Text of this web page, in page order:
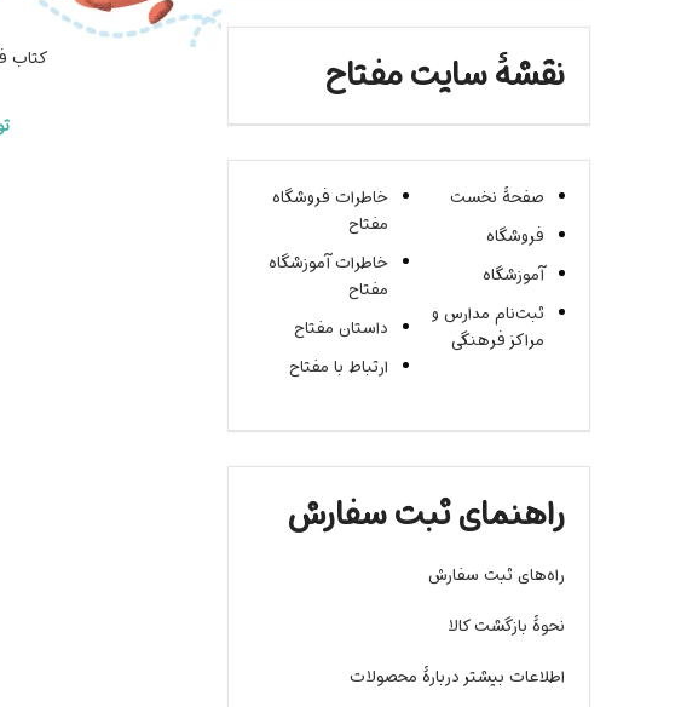
نقشۀ سایت مفتاح
صفحۀ نخست
فروشگاه
آموزشگاه
ثبت‌نام مدارس و
مراکز فرهنگی
خاطرات فروشگاه
مفتاح
خاطرات آموزشگاه
مفتاح
داستان مفتاح
ارتباط با مفتاح
راهنمای ثبت سفارش
راه‌های ثبت سفارش
نحوۀ بازگشت کالا
اطلاعات بیشتر دربارۀ محصولات
کتاب